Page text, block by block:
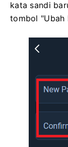
kata sandi
tombol "Ubah